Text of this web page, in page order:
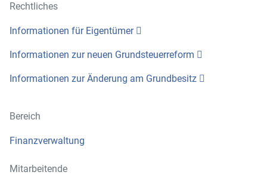
Rechtliches
Informationen für Eigentümer
Informationen zur neuen Grundsteuerreform
Informationen zur Änderung am Grundbesitz
Bereich
Finanzverwaltung
Mitarbeitende